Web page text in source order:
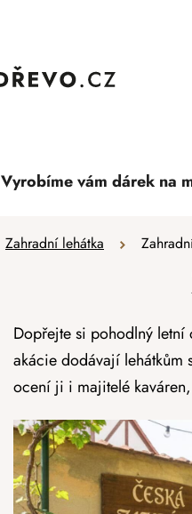
Vyrobíme vám dárek na
Zahradní lehátka
Dopřejte si pohodlný
akácie dodávají lehátkům
ocení ji i majitelé